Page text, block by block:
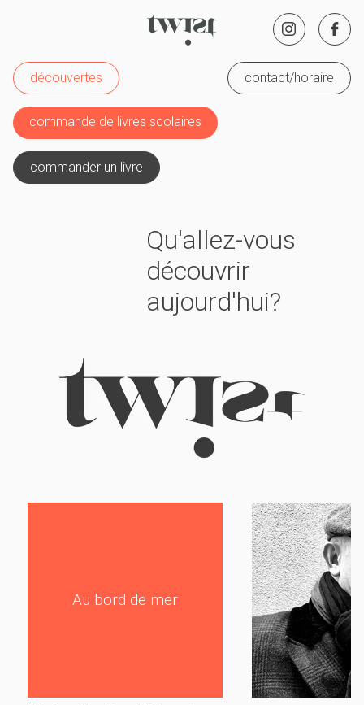
découvertes contact/horaire
commande de livres scolaires
commander un livre
Qu'allez-vous
découvrir
aujourd'hui?
Au bord de mer